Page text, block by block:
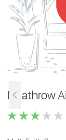
Heathrow